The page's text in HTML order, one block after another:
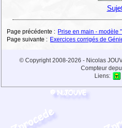
Page précédente : Prise en main - modèle
Page suivante : Exercices corrigés de
© Copyright 2008-2026 - Nicolas
Compteur
Liens: